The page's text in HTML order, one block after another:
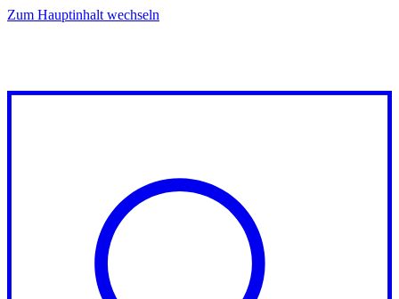
Zum Hauptinhalt wechseln